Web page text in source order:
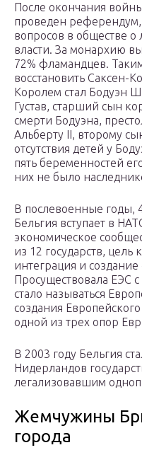
После окончания
проведен референдум,
вопросов в обществе о
власти. За монархию
72% фламандцев.
восстановить Саксен-
Королем стал Бодуэн
Густав, старший сын
смерти Бодуэна,
Альберту II, второму
отсутствия детей у
пять беременностей
них не было
В послевоенные годы,
Бельгия вступает в
экономическое
из 12 государств,
интеграция и
Просуществовала ЕЭС
стало называться
создания
одной из трех опор
В 2003 году Бельгия
Нидерландов
легализовавшим
Жемчужины
города